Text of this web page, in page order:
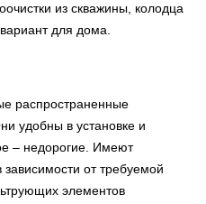
из скважины, колодца
для дома.
распространенные
удобны в установке и
– недорогие. Имеют
от требуемой
элементов